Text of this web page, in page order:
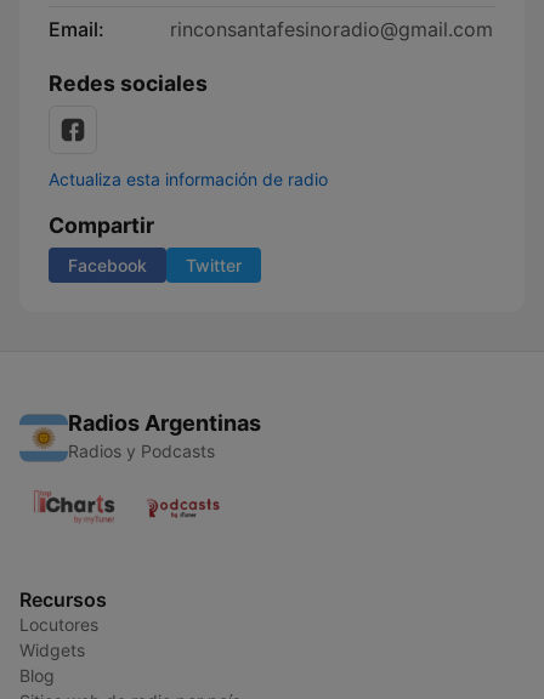
Email:
rinconsantafesinoradio@gmail.com
Redes sociales
Actualiza esta información de radio
Compartir
Facebook Twitter
Radios Argentinas
Radios y Podcasts
Recursos
Locutores
Widgets
Blog